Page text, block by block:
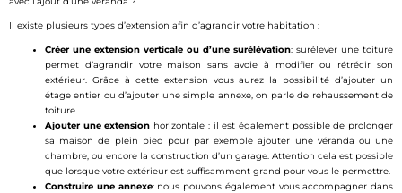
Il existe plusieurs types d’extension afin d’agrandir votre habitation :
Créer une extension verticale ou d’une surélévation: surélever une toiture
permet d’agrandir votre maison sans avoie à modifier ou rétrécir son
extérieur. Grâce à cette extension vous aurez la possibilité d’ajouter un
étage entier ou d’ajouter une simple annexe, on parle de rehaussement de
toiture.
Ajouter une extension horizontale : il est également possible de prolonger
sa maison de plein pied pour par exemple ajouter une véranda ou une
chambre, ou encore la construction d’un garage. Attention cela est possible
que lorsque votre extérieur est suffisamment grand pour vous le permettre.
Construire une annexe: nous pouvons également vous accompagner dans